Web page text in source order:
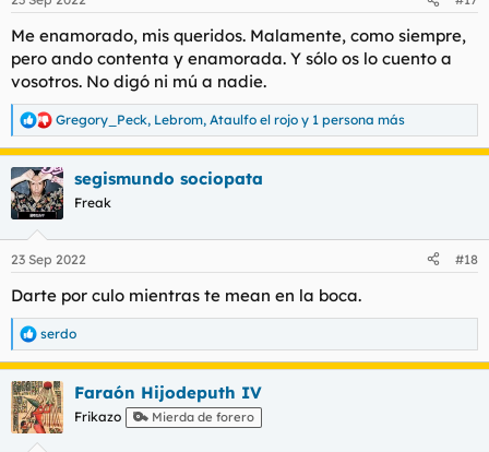
e
:
Me enamorado, mis queridos. Malamente, como siempre,
pero ando contenta y enamorada. Y sólo os lo cuento a
vosotros. No digó ni mú a nadie.
R
e
a
c
c
i
e
:
Gregory_Peck, Lebrom, Ataulfo el rojo y 1 persona más
segismundo sociopata
Freak
23 Sep 2022 #18
Darte por culo mientras te mean en la boca.
R
e
a
c
c
i
serdo
Faraón Hijodeputh IV
Frikazo Mierda de forero